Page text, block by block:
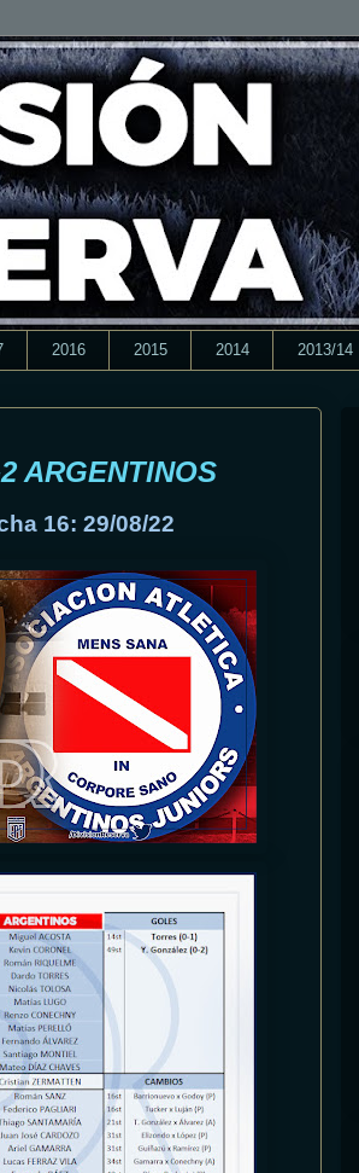
2016 2015 2014 2013/14
ARGENTINOS
16: 29/08/22